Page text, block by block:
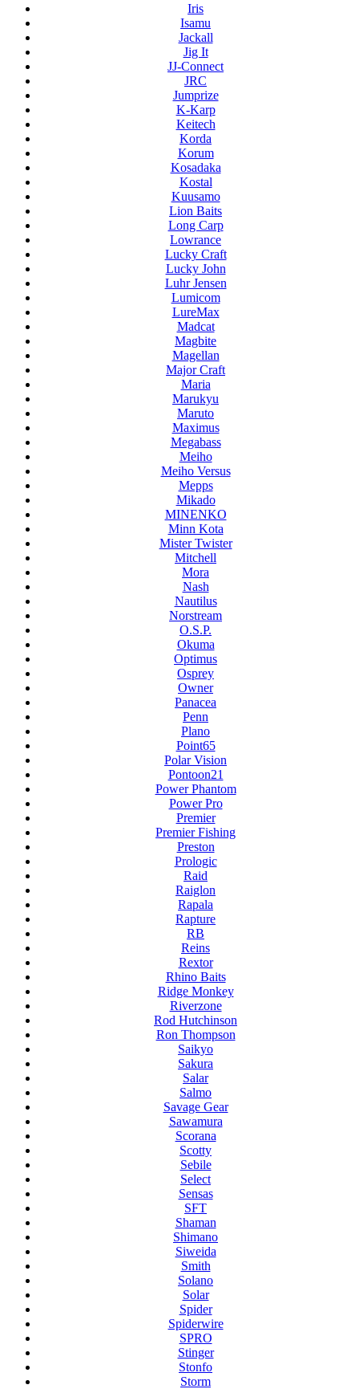
Iris
Isamu
Jackall
Jig It
JJ-Connect
JRC
Jumprize
K-Karp
Keitech
Korda
Korum
Kosadaka
Kostal
Kuusamo
Lion Baits
Long Carp
Lowrance
Lucky Craft
Lucky John
Luhr Jensen
Lumicom
LureMax
Madcat
Magbite
Magellan
Major Craft
Maria
Marukyu
Maruto
Maximus
Megabass
Meiho
Meiho Versus
Mepps
Mikado
MINENKO
Minn Kota
Mister Twister
Mitchell
Mora
Nash
Nautilus
Norstream
O.S.P.
Okuma
Optimus
Osprey
Owner
Panacea
Penn
Plano
Point65
Polar Vision
Pontoon21
Power Phantom
Power Pro
Premier
Premier Fishing
Preston
Prologic
Raid
Raiglon
Rapala
Rapture
RB
Reins
Rextor
Rhino Baits
Ridge Monkey
Riverzone
Rod Hutchinson
Ron Thompson
Saikyo
Sakura
Salar
Salmo
Savage Gear
Sawamura
Scorana
Scotty
Sebile
Select
Sensas
SFT
Shaman
Shimano
Siweida
Smith
Solano
Solar
Spider
Spiderwire
SPRO
Stinger
Stonfo
Storm